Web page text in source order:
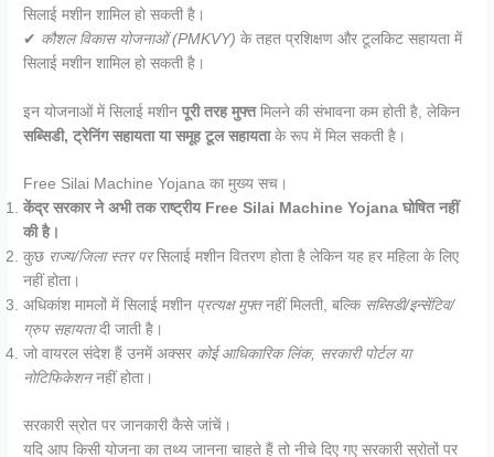
सिलाई मशीन शामिल हो सकती है।
✔ कौशल विकास योजनाओं (PMKVY) के तहत प्रशिक्षण और टूलकिट सहायता में
सिलाई मशीन शामिल हो सकती है।
इन योजनाओं में सिलाई मशीनपूरी तरह मुफ्तमिलने की संभावना कम होती है, लेकिन
सब्सिडी, ट्रेनिंग सहायता या समूह टूल सहायताके रूप में मिल सकती है।
Free Silai Machine Yojana का मुख्य सच।
केंद्र सरकार ने अभी तक राष्ट्रीय Free Silai Machine Yojana घोषित नहीं
की है।
कुछ राज्य/जिला स्तर परसिलाई मशीन वितरण होता है लेकिन यह हर महिला के लिए
नहीं होता।
अधिकांश मामलों में सिलाई मशीन प्रत्यक्ष मुफ्तनहीं मिलती, बल्कि सब्सिडी/इन्सेंटिव/
ग्रुप सहायतादी जाती है।
जो वायरल संदेश हैं उनमें अक्सर कोई आधिकारिक लिंक, सरकारी पोर्टल या
नोटिफिकेशननहीं होता।
सरकारी स्रोत पर जानकारी कैसे जांचें।
यदि आप किसी योजना का तथ्य जानना चाहते हैं तो नीचे दिए गए सरकारी स्रोतों पर